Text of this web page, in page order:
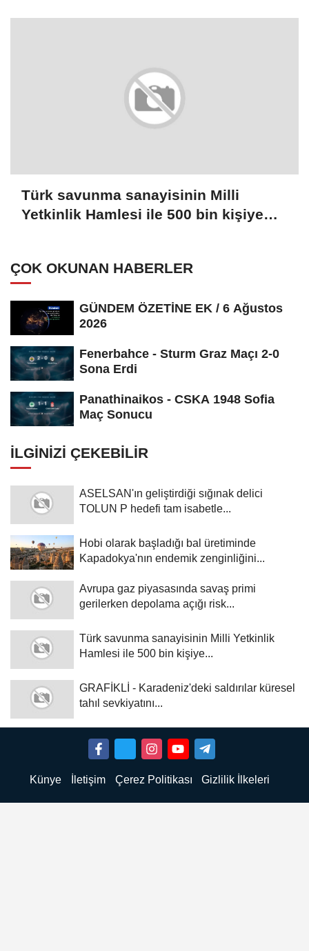
Türk savunma sanayisinin Milli
Yetkinlik Hamlesi ile 500 bin kişiye
ÇOK OKUNAN HABERLER
GÜNDEM ÖZETİNE EK / 6 Ağustos
2026
Fenerbahce - Sturm Graz Maçı 2-0
Sona Erdi
Panathinaikos - CSKA 1948 Sofia
Maç Sonucu
İLGINIZI ÇEKEBILIR
ASELSAN'ın geliştirdiği sığınak delici
TOLUN P hedefi tam isabetle...
Hobi olarak başladığı bal üretiminde
Kapadokya'nın endemik zenginliğini...
Avrupa gaz piyasasında savaş primi
gerilerken depolama açığı risk...
Türk savunma sanayisinin Milli Yetkinlik
Hamlesi ile 500 bin kişiye...
GRAFİKLİ - Karadeniz'deki saldırılar küresel
tahıl sevkiyatını...
Künye İletişim Çerez Politikası Gizlilik İlkeleri